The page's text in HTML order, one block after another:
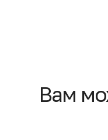
Вам